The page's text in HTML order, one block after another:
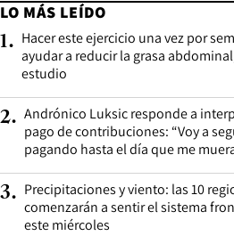
LO MÁS LEÍDO
1. Hacer este ejercicio una vez por
ayudar a reducir la grasa
estudio
2. Andrónico Luksic responde a
pago de contribuciones: “Voy a
pagando hasta el día que me
3. Precipitaciones y viento: las 10
comenzarán a sentir el sistema
este miércoles